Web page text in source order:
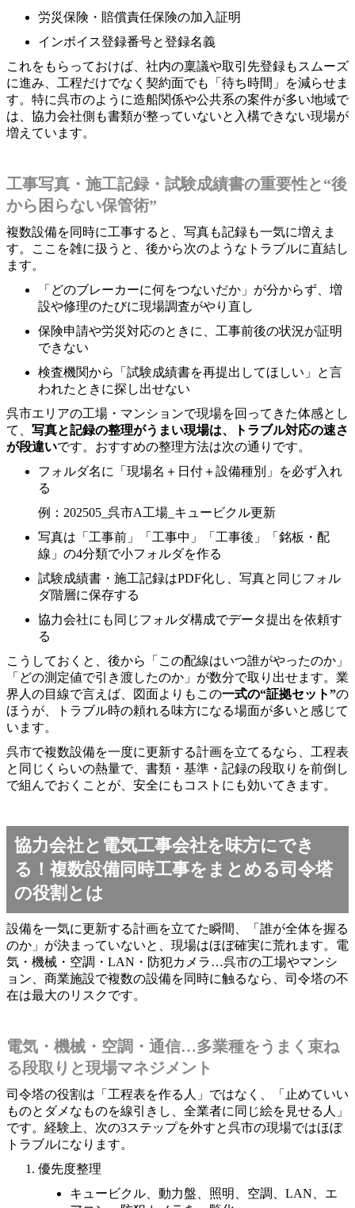
労災保険・賠償責任保険の加入証明
インボイス登録番号と登録名義
これをもらっておけば、社内の稟議や取引先登録もスムーズ
に進み、工程だけでなく契約面でも「待ち時間」を減らせま
す。特に呉市のように造船関係や公共系の案件が多い地域で
は、協力会社側も書類が整っていないと入構できない現場が
増えています。
工事写真・施工記録・試験成績書の重要性と“後
から困らない保管術”
複数設備を同時に工事すると、写真も記録も一気に増えま
す。ここを雑に扱うと、後から次のようなトラブルに直結し
ます。
「どのブレーカーに何をつないだか」が分からず、増
設や修理のたびに現場調査がやり直し
保険申請や労災対応のときに、工事前後の状況が証明
できない
検査機関から「試験成績書を再提出してほしい」と言
われたときに探し出せない
呉市エリアの工場・マンションで現場を回ってきた体感とし
て、 写真と記録の整理がうまい現場は、トラブル対応の速さ
が段違いです。おすすめの整理方法は次の通りです。
フォルダ名に「現場名＋日付＋設備種別」を必ず入れ
る
例：202505_呉市A工場_キュービクル更新
写真は「工事前」「工事中」「工事後」「銘板・配
線」の4分類で小フォルダを作る
試験成績書・施工記録はPDF化し、写真と同じフォル
ダ階層に保存する
協力会社にも同じフォルダ構成でデータ提出を依頼す
る
こうしておくと、後から「この配線はいつ誰がやったのか」
「どの測定値で引き渡したのか」が数分で取り出せます。業
界人の目線で言えば、図面よりもこの一式の“証拠セット”の
ほうが、トラブル時の頼れる味方になる場面が多いと感じて
います。
呉市で複数設備を一度に更新する計画を立てるなら、工程表
と同じくらいの熱量で、書類・基準・記録の段取りを前倒し
で組んでおくことが、安全にもコストにも効いてきます。
協力会社と電気工事会社を味方にでき
る！複数設備同時工事をまとめる司令塔
の役割とは
設備を一気に更新する計画を立てた瞬間、「誰が全体を握る
のか」が決まっていないと、現場はほぼ確実に荒れます。電
気・機械・空調・LAN・防犯カメラ…呉市の工場やマンシ
ョン、商業施設で複数の設備を同時に触るなら、司令塔の不
在は最大のリスクです。
電気・機械・空調・通信…多業種をうまく束ね
る段取りと現場マネジメント
司令塔の役割は「工程表を作る人」ではなく、「止めていい
ものとダメなものを線引きし、全業者に同じ絵を見せる人」
です。経験上、次の3ステップを外すと呉市の現場ではほぼ
トラブルになります。
優先度整理
キュービクル、動力盤、照明、空調、LAN、エ